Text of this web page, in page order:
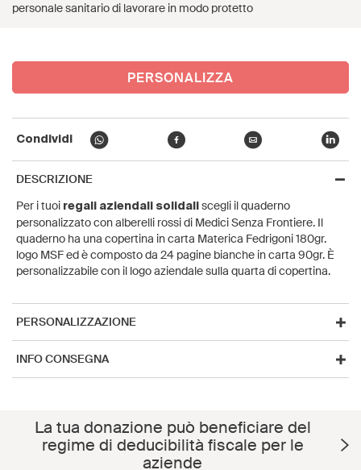
personale sanitario di lavorare in modo protetto
PERSONALIZZA
Condividi
DESCRIZIONE
Per i tuoi regali aziendali solidali scegli il quaderno
personalizzato con alberelli rossi di Medici Senza Frontiere. Il
quaderno ha una copertina in carta Materica Fedrigoni 180gr.
logo MSF ed è composto da 24 pagine bianche in carta 90gr. È
personalizzabile con il logo aziendale sulla quarta di copertina.
PERSONALIZZAZIONE
INFO CONSEGNA
La tua donazione può beneficiare del
regime di deducibilità fiscale per le
aziende